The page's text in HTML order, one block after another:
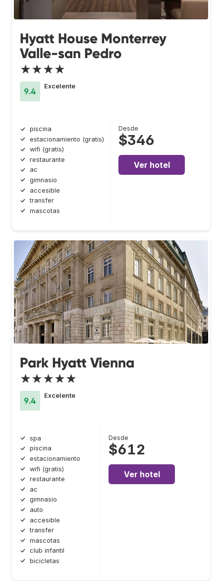
Hyatt House Monterrey
Valle-san Pedro
★★★★
9.4
Excelente
piscina
estacionamiento (gratis)
wifi (gratis)
restaurante
ac
gimnasio
accesible
transfer
mascotas
Desde
$346
Ver hotel
Park Hyatt Vienna
★★★★★
9.4
Excelente
spa
piscina
estacionamiento
wifi (gratis)
restaurante
ac
gimnasio
auto
accesible
transfer
mascotas
club infantil
bicicletas
Desde
$612
Ver hotel